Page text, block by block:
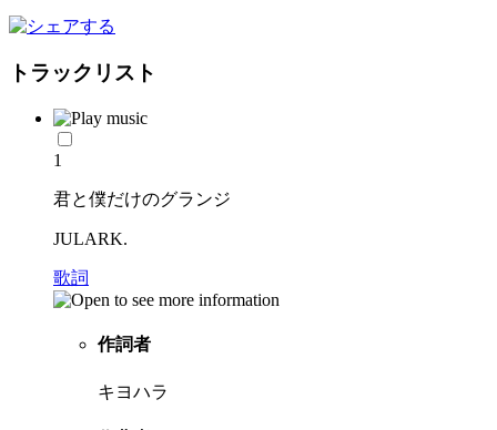
トラックリスト
1
君と僕だけのグランジ
JULARK.
歌詞
作詞者
キヨハラ